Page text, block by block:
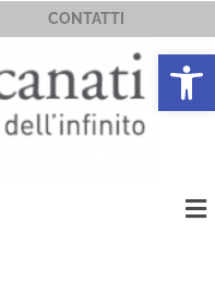
CONTATTI
Apri la